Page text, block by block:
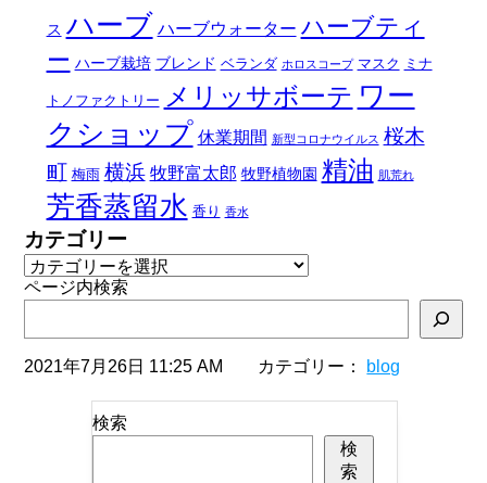
ス ハーブ ハーブウォーター ハーブティ
ー ハーブ栽培 ブレンド ベランダ ホロスコープ マスク ミナ
トノファクトリー メリッサボーテ ワー
クショップ 休業期間 新型コロナウイルス 桜木
町 梅雨 横浜 牧野富太郎 牧野植物園 精油 肌荒れ
芳香蒸留水 香り 香水
カテゴリー
ページ内検索
2021年7月26日 11:25 AM カテゴリー： blog
検索
検
索